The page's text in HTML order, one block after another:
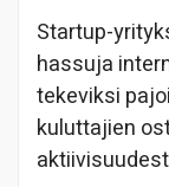
Startup-
hassuja
tekeviksi
kuluttajien